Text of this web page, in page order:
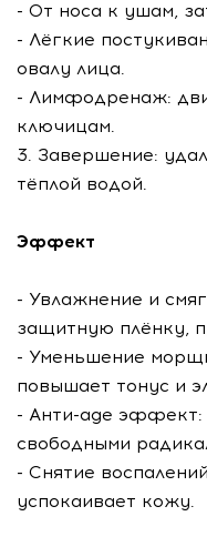
- От носа к ушам,
- Лёгкие
овалу лица.
- Лимфодренаж:
ключицам.
3. Завершение:
тёплой водой.
Эффект
- Увлажнение и
защитную плёнку,
- Уменьшение
повышает тонус и
- Анти-age эффект:
свободными
- Снятие
успокаивает кожу.